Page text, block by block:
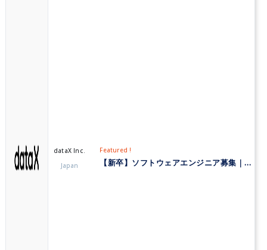
dataX Inc.
Japan
Featured !
【新卒】ソフトウェアエンジニア募集｜株式会社データX